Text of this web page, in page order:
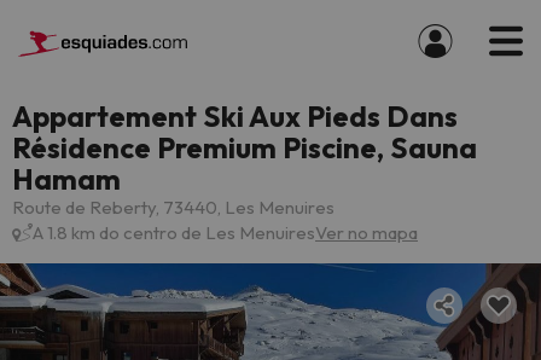
Appartement Ski Aux Pieds Dans
Résidence Premium Piscine, Sauna
Hamam
Route de Reberty, 73440, Les Menuires
A 1.8 km do centro de Les MenuiresVer no mapa